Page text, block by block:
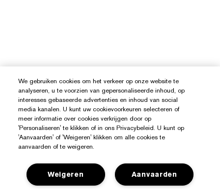
We gebruiken cookies om het verkeer op onze website te
analyseren, u te voorzien van gepersonaliseerde inhoud, op
interesses gebaseerde advertenties en inhoud van social
media kanalen. U kunt uw cookievoorkeuren selecteren of
meer informatie over cookies verkrijgen door op
'Personaliseren' te klikken of in ons Privacybeleid. U kunt op
'Aanvaarden' of 'Weigeren' klikken om alle cookies te
aanvaarden of te weigeren.
Aanvaarden
Weigeren